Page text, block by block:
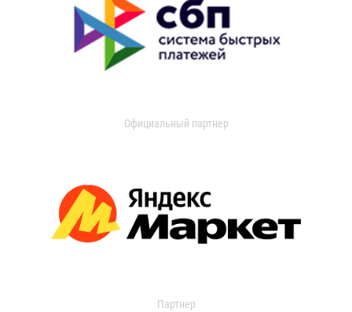
Официальный партнер
Партнер